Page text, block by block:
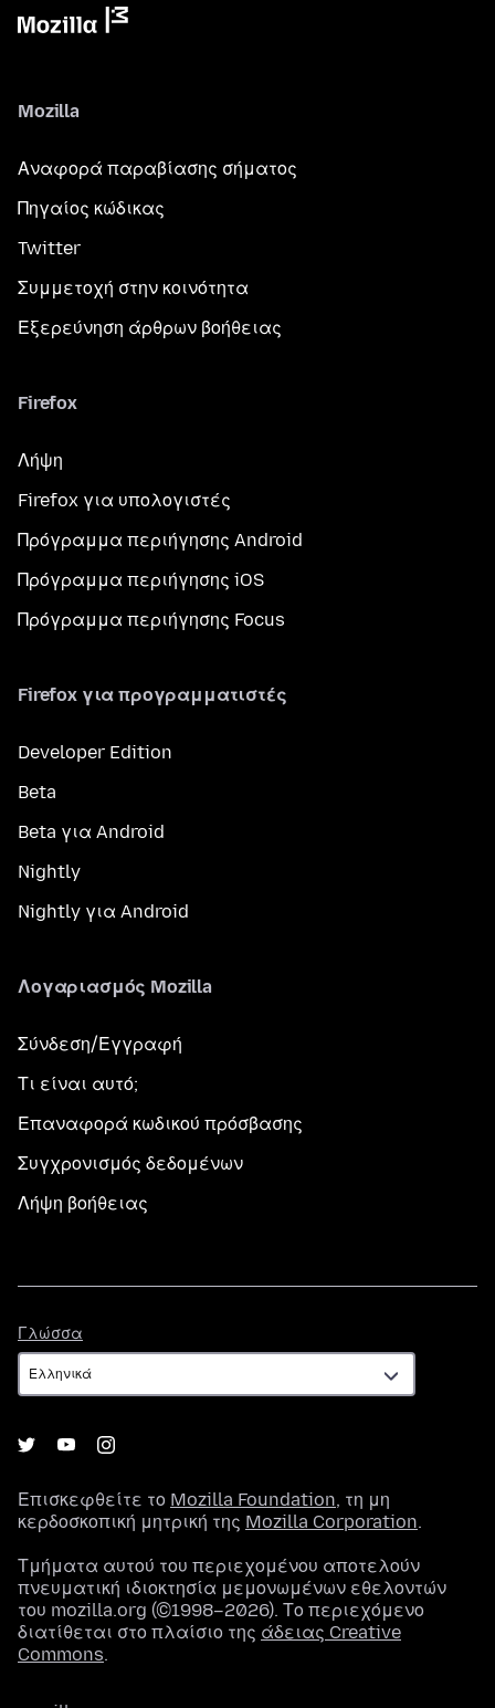
Mozilla
Αναφορά παραβίασης σήματος
Πηγαίος κώδικας
Twitter
Συμμετοχή στην κοινότητα
Εξερεύνηση άρθρων βοήθειας
Firefox
Λήψη
Firefox για υπολογιστές
Πρόγραμμα περιήγησης Android
Πρόγραμμα περιήγησης iOS
Πρόγραμμα περιήγησης Focus
Firefox για προγραμματιστές
Developer Edition
Beta
Beta για Android
Nightly
Nightly για Android
Λογαριασμός Mozilla
Σύνδεση/Εγγραφή
Τι είναι αυτό;
Επαναφορά κωδικού πρόσβασης
Συγχρονισμός δεδομένων
Λήψη βοήθειας
Γλώσσα
Επισκεφθείτε το Mozilla Foundation, τη μη
κερδοσκοπική μητρική της Mozilla Corporation.
Τμήματα αυτού του περιεχομένου αποτελούν
πνευματική ιδιοκτησία μεμονωμένων εθελοντών
του mozilla.org (©1998–2026). Το περιεχόμενο
διατίθεται στο πλαίσιο της άδειας Creative
Commons.